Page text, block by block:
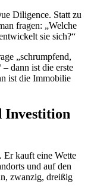
Diligence. Statt zu
fragen: „Welche
sie sich?“
„schrumpfend,
dann ist die erste
ist die Immobilie
Investition
Er kauft eine Wette
und auf den
zwanzig, dreißig